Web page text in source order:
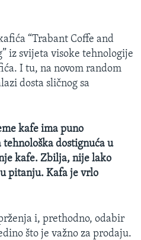
“Trabant Coffe and
iz svijeta visoke tehnologije
I tu, na novom random
dosta sličnog sa
kafe ima puno
dostignuća u
kafe. Zbilja, nije lako
pitanju. Kafa je vrlo
i, prethodno, odabir
što je važno za prodaju.